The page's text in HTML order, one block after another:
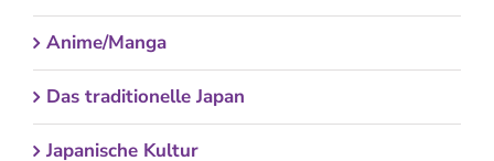
Anime/Manga
Das traditionelle Japan
Japanische Kultur